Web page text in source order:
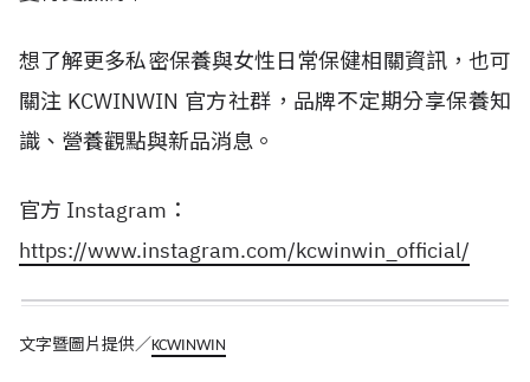
想了解更多私密保養與女性日常保健相關資訊，也可
關注 KCWINWIN 官方社群，品牌不定期分享保養知
識、營養觀點與新品消息。
官方 Instagram ：
https://www.instagram.com/kcwinwin_official/
文字暨圖片提供／KCWINWIN